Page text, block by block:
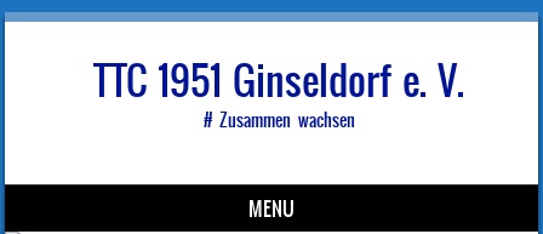
TTC 1951 Ginseldorf e. V.
# Zusammen wachsen
MENU